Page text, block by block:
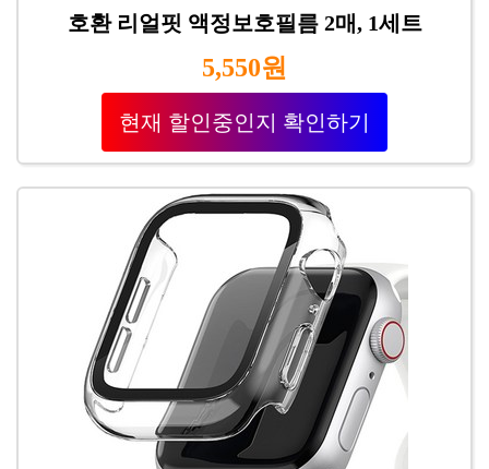
호환 리얼핏 액정보호필름 2매, 1세트
5,550원
현재 할인중인지 확인하기